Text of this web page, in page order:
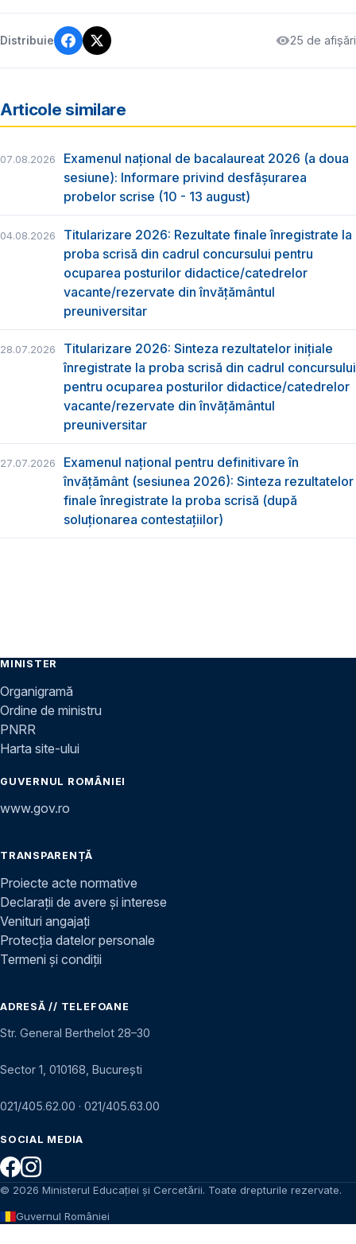
Distribuie 25 de afișări
Articole similare
07.08.2026
Examenul național de bacalaureat 2026 (a doua
sesiune): Informare privind desfășurarea
probelor scrise (10 - 13 august)
04.08.2026
Titularizare 2026: Rezultate finale înregistrate la
proba scrisă din cadrul concursului pentru
ocuparea posturilor didactice/catedrelor
vacante/rezervate din învăţământul
preuniversitar
28.07.2026
Titularizare 2026: Sinteza rezultatelor inițiale
înregistrate la proba scrisă din cadrul concursului
pentru ocuparea posturilor didactice/catedrelor
vacante/rezervate din învăţământul
preuniversitar
27.07.2026
Examenul național pentru definitivare în
învățământ (sesiunea 2026): Sinteza rezultatelor
finale înregistrate la proba scrisă (după
soluționarea contestațiilor)
MINISTER
Organigramă
Ordine de ministru
PNRR
Harta site-ului
GUVERNUL ROMÂNIEI
www.gov.ro
TRANSPARENȚĂ
Proiecte acte normative
Declarații de avere și interese
Venituri angajați
Protecția datelor personale
Termeni și condiții
ADRESĂ // TELEFOANE
Str. General Berthelot 28–30
Sector 1, 010168, București
021/405.62.00 · 021/405.63.00
SOCIAL MEDIA
© 2026 Ministerul Educației și Cercetării. Toate drepturile rezervate.
Guvernul României